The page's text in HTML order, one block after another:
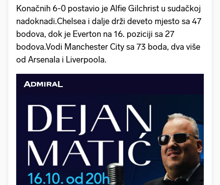
Konačnih 6-0 postavio je Alfie Gilchrist u sudačkoj
nadoknadi.Chelsea i dalje drži deveto mjesto sa 47
bodova, dok je Everton na 16. poziciji sa 27
bodova.Vodi Manchester City sa 73 boda, dva više
od Arsenala i Liverpoola.